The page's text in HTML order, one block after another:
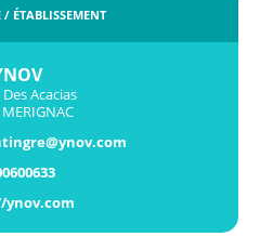
ÉTABLISSEMENT
Acacias